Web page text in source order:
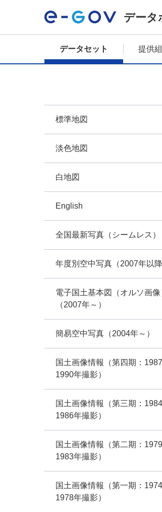
データ
データセット 提供
標準地図
淡色地図
白地図
English
全国最新写真（シームレス）
年度別空中写真（2007年以降
電子国土基本図（オルソ画像
（2007年～）
簡易空中写真（2004年～）
国土画像情報（第四期：
1990年撮影）
国土画像情報（第三期：
1986年撮影）
国土画像情報（第二期：
1983年撮影）
国土画像情報（第一期：
1978年撮影）